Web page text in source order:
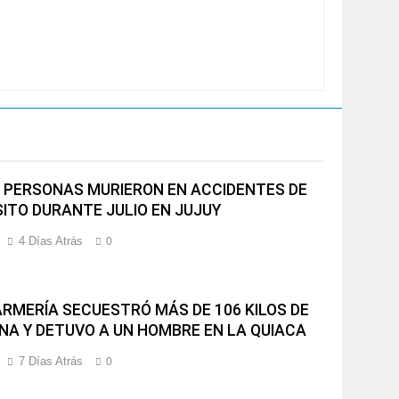
PERSONAS MURIERON EN ACCIDENTES DE
DURANTE JULIO EN JUJUY
4 Días Atrás 0
SECUESTRÓ MÁS DE 106 KILOS DE
Y DETUVO A UN HOMBRE EN LA QUIACA
7 Días Atrás 0